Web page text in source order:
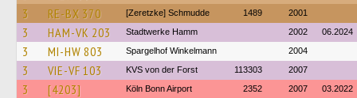
3 RE-BX 370 [Zeretzke] Schmudde 1489 2001
3 HAM-VK 203 Stadtwerke Hamm 2002 06.2024
3 MI-HW 803 Spargelhof Winkelmann 2004
3 VIE-VF 103 KVS von der Forst 113303 2007
3 [4203] Köln Bonn Airport 2352 2007 03.2022